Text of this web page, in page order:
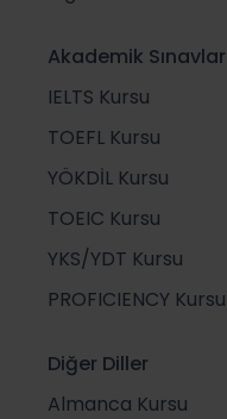
Akademik Sınavlar
IELTS Kursu
TOEFL Kursu
YÖKDİL Kursu
TOEIC Kursu
YKS/YDT Kursu
PROFICIENCY Kursu
Diğer Diller
Almanca Kursu